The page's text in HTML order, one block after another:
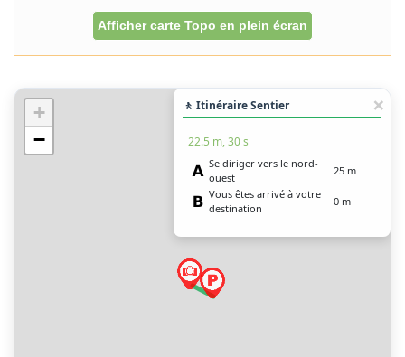
Afficher carte Topo en plein écran
+
−
🚶 Itinéraire Sentier
22.5 m, 30 s
Se diriger vers le nord-
ouest
25 m
Vous êtes arrivé à votre
destination
0 m